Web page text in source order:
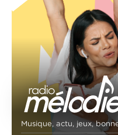
Musique, actu, jeux,